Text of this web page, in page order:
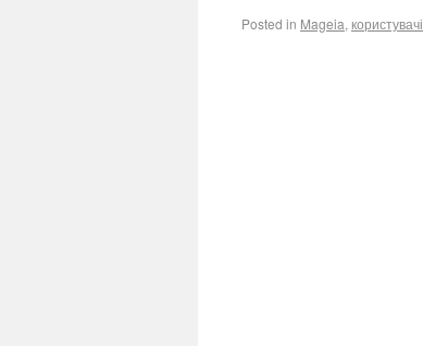
Posted in Mageia, користувачі